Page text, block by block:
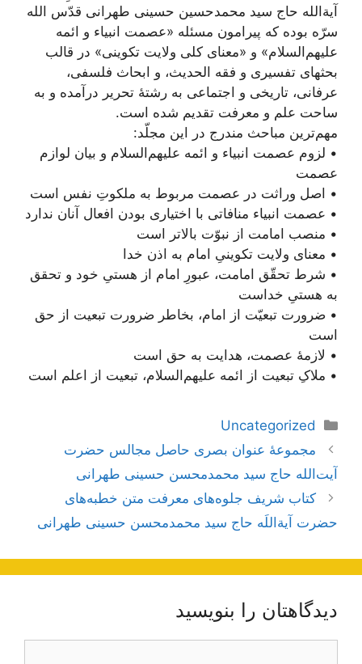
آیة‌الله حاج سید محمد‌حسین حسینی طهرانی قدّس الله
سرّه بوده که پیرامون مسئله «عصمت انبیاء و ائمه
علیهم‌السلام» و «معنای کلی ولایت تکوینی» در قالب
بحثهای تفسیری و فقه الحدیث، و ابحاث فلسفی،
عرفانی، تاریخی و اجتماعی به رشتۀ تحریر درآمده و به
ساحت علم و معرفت تقدیم شده است.
مهم‌ترین مباحث مندرج در این مجلّد:
• لزوم عصمت انبیاء و ائمه علیهم‌السلام و بیان لوازم
عصمت
• اصل وراثت در عصمت مربوط به ملکوتِ نفس است
• عصمت انبیاء منافاتی با اختیاری بودن افعال آنان ندارد
• منصب امامت از نبوّت بالاتر است
• معنای ولایت تکوینیِ امام به اذن خدا
• شرط تحقّق امامت، عبورِ امام از هستیِ خود و تحقق
به هستیِ خداست
• ضرورت تبعیّت از امام، بخاطر ضرورت تبعیت از حق
است
• لازمۀ عصمت، هدایت به حق است
• ملاکِ تبعیت از ائمه علیهم‌السلام، تبعیت از اعلم است
دسته‌ها
Uncategorized
ناوبری
نوشته‌ها
مجموعۀ عنوان بصری حاصل مجالس حضرت
آیت‌الله حاج سید محمدمحسن حسینی طهرانی
کتاب شریف جلوه‌های معرفت متن خطبه‌های
حضرت آیة‌اللَه حاج سید محمدمحسن حسینی طهرانی
دیدگاهتان را بنویسید